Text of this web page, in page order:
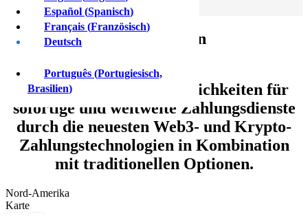
Español (Spanisch)
Français (Französisch)
Deutsch
Português (Portugiesisch,
Brasilien)
Anmelden
Entdecken Sie eine Welt von
Entdecken Sie neue Möglichkeiten für
sofortige und weltweite Zahlungsdienste
durch die neuesten Web3- und Krypto-
Zahlungstechnologien in Kombination
mit traditionellen Optionen.
Nord-Amerika
Karte